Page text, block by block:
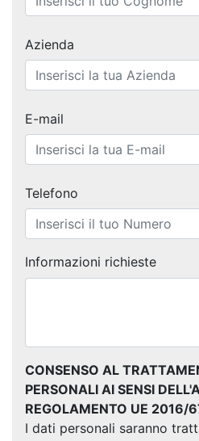
Azienda
E-mail
Telefono
Informazioni richieste
CONSENSO AL
PERSONALI AI SENSI
REGOLAMENTO UE 2016/
I dati personali saranno